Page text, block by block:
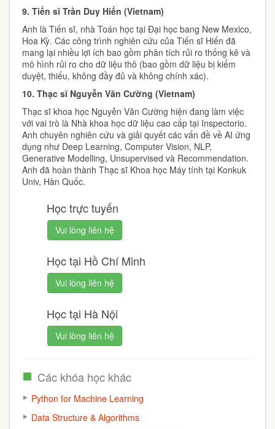
9. Tiến sĩ Trần Duy Hiến (Vietnam)
Anh là Tiến sĩ, nhà Toán học tại Đại học bang New Mexico,
Hoa Kỳ. Các công trình nghiên cứu của Tiến sĩ Hiến đã
mang lại nhiều lợi ích bao gồm phân tích rủi ro thống kê và
mô hình rủi ro cho dữ liệu thô (bao gồm dữ liệu bị kiểm
duyệt, thiếu, không đầy đủ và không chính xác).
10. Thạc sĩ Nguyễn Văn Cường (Vietnam)
Thạc sĩ khoa học Nguyễn Văn Cường hiện đang làm việc
với vai trò là Nhà khoa học dữ liệu cao cấp tại Inspectorio.
Anh chuyên nghiên cứu và giải quyết các vấn đề về AI ứng
dụng như Deep Learning, Computer Vision, NLP,
Generative Modelling, Unsupervised và Recommendation.
Anh đã hoàn thành Thạc sĩ Khoa học Máy tính tại Konkuk
Univ, Hàn Quốc.
Học trực tuyến
Vui lòng liên hệ
Học tại Hồ Chí Minh
Vui lòng liên hệ
Học tại Hà Nội
Vui lòng liên hệ
Các khóa học khác
Python for Machine Learning
Data Structure & Algorithms